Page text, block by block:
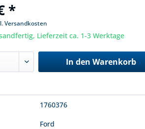
*
Versandkosten
Lieferzeit ca. 1-3 Werktage
In den Warenkorb
1760376
Ford